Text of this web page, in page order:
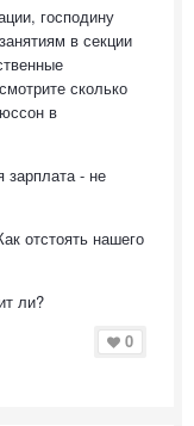
господину
в секции
сколько
в
зарплата - не
отстоять нашего
ли?
0